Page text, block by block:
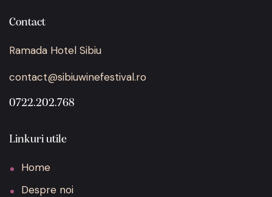
Contact
Ramada Hotel Sibiu
contact@sibiuwinefestival.ro
0722.202.768
Linkuri utile
Home
Despre noi